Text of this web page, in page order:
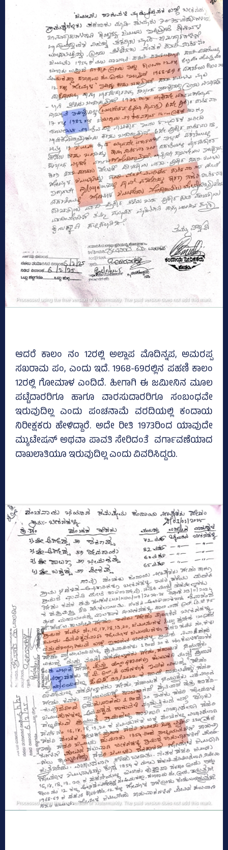
ಆದರೆ ಕಾಲಂ ನಂ 12ರಲ್ಲಿ ಅಲ್ಲಾಪ ಮೊದಿನ್ನಪ, ಅಮರಪ್ಪ
ಸಖರಾಮ ಪಂ, ಎಂದು ಇದೆ. 1968-69ರಲ್ಲಿನ ಪಹಣಿ ಕಾಲಂ
12ರಲ್ಲಿ ಗೋಮಾಳ ಎಂದಿದೆ. ಹೀಗಾಗಿ ಈ ಜಮೀನಿನ ಮೂಲ
ಪಟ್ಟೆದಾರರಿಗೂ ಹಾಗೂ ವಾರಸುದಾರರಿಗೂ ಸಂಬಂಧವೇ
ಇರುವುದಿಲ್ಲ ಎಂದು ಪಂಚನಾಮೆ ವರದಿಯಲ್ಲಿ ಕಂದಾಯ
ನಿರೀಕ್ಷಕರು ಹೇಳಿದ್ದಾರೆ. ಅದೇ ರೀತಿ 1973ರಿಂದ ಯಾವುದೇ
ಮ್ಯುಟೇಷನ್ ಅಥವಾ ಪಾವತಿ ಸೇರಿದಂತೆ ವರ್ಗಾವಣೆಯಾದ
ದಾಖಲಾತಿಯೂ ಇರುವುದಿಲ್ಲ ಎಂದು ವಿವರಿಸಿದ್ದರು.